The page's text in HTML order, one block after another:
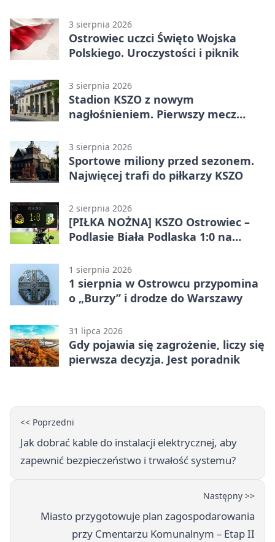
3 sierpnia 2026
Ostrowiec uczci Święto Wojska
Polskiego. Uroczystości i piknik
3 sierpnia 2026
Stadion KSZO z nowym
nagłośnieniem. Pierwszy mecz
3 sierpnia 2026
Sportowe miliony przed sezonem.
Najwięcej trafi do piłkarzy KSZO
2 sierpnia 2026
[PIŁKA NOŻNA] KSZO Ostrowiec –
Podlasie Biała Podlaska 1:0 na
(Grupa IV)
1 sierpnia 2026
1 sierpnia w Ostrowcu przypomina
o „Burzy” i drodze do Warszawy
31 lipca 2026
Gdy pojawia się zagrożenie, liczy się
pierwsza decyzja. Jest poradnik
<< Poprzedni
Jak dobrać kable do instalacji elektrycznej, aby
zapewnić bezpieczeństwo i trwałość systemu?
Następny >>
Miasto przygotowuje plan zagospodarowania
przy Cmentarzu Komunalnym – Etap II